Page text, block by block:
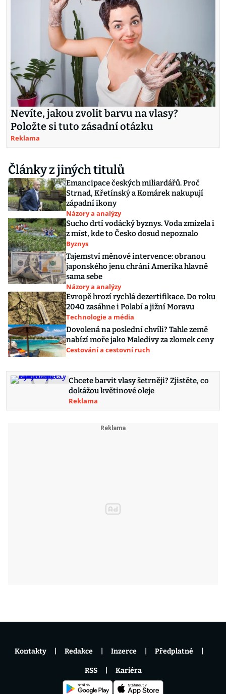
Nevíte, jakou zvolit barvu na vlasy?
Položte si tuto zásadní otázku
Reklama
Články z jiných titulů
Emancipace českých miliardářů. Proč
Strnad, Křetínský a Komárek nakupují
západní ikony
Názory a analýzy
Sucho drtí vodácký byznys. Voda zmizela i
z míst, kde to Česko dosud nepoznalo
Byznys
Tajemství měnové intervence: obranou
japonského jenu chrání Amerika hlavně
sama sebe
Názory a analýzy
Evropě hrozí rychlá dezertifikace. Do roku
2040 zasáhne i Polabí a jižní Moravu
Technologie a média
Dovolená na poslední chvíli? Tahle země
nabízí moře jako Maledivy za zlomek ceny
Cestování a cestovní ruch
Chcete barvit vlasy šetrněji? Zjistěte, co
dokážou květinové oleje
Reklama
Kontakty Redakce Inzerce Předplatné
RSS Kariéra